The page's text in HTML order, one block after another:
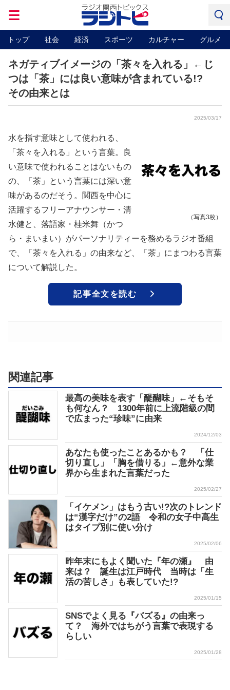
トップ 社会 経済 スポーツ カルチャー グルメ
ネガティブイメージの「茶々を入れる」←じ
つは「茶」には良い意味が含まれている!?
その由来とは
2025/03/17
（写真3枚）
水を指す意味として使われる、
「茶々を入れる」という言葉。良
い意味で使われることはないもの
の、「茶」という言葉には深い意
味があるのだそう。関西を中心に
活躍するフリーアナウンサー・清
水健と、落語家・桂米舞（かつ
ら・まいまい）がパーソナリティーを務めるラジオ番組
で、「茶々を入れる」の由来など、「茶」にまつわる言葉
について解説した。
記事全文を読む
関連記事
最高の美味を表す「醍醐味」←そもそ
も何なん？ 1300年前に上流階級の間
で広まった“珍味”に由来
2024/12/03
あなたも使ったことあるかも？ 「仕
切り直し」「胸を借りる」←意外な業
界から生まれた言葉だった
2025/02/27
「イケメン」はもう古い!?次のトレンド
は“漢字だけ”の2語 令和の女子中高生
はタイプ別に使い分け
2025/02/06
昨年末にもよく聞いた『年の瀬』 由
来は？ 誕生は江戸時代 当時は「生
活の苦しさ」も表していた!?
2025/01/15
SNSでよく見る『バズる』の由来っ
て？ 海外ではちがう言葉で表現する
らしい
2025/01/28